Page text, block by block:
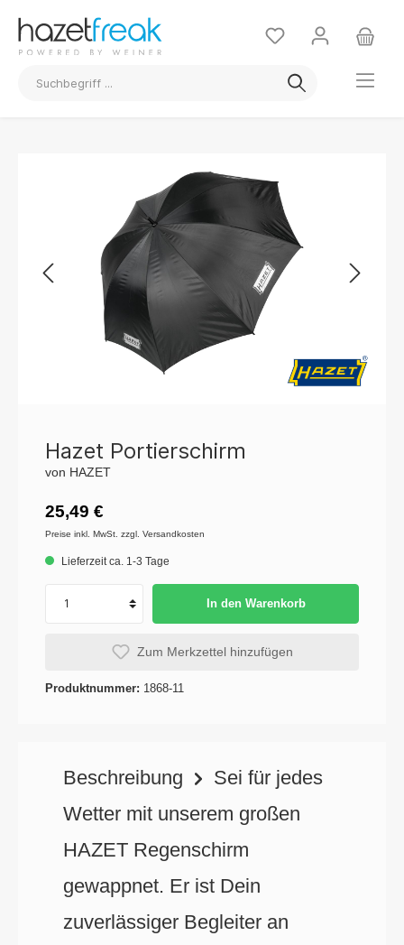
Hazet Portierschirm
von HAZET
25,49 €
Preise inkl. MwSt. zzgl. Versandkosten
Lieferzeit ca. 1-3 Tage
In den Warenkorb
Zum Merkzettel hinzufügen
Produktnummer: 1868-11
Beschreibung
Sei für jedes
Wetter mit unserem großen
HAZET Regenschirm
gewappnet. Er ist Dein
zuverlässiger Begleiter an